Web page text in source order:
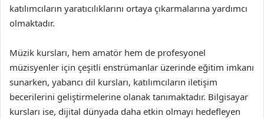
katılımcıların yaratıcılıklarını ortaya çıkarmalarına yardımcı
olmaktadır.
Müzik kursları, hem amatör hem de profesyonel
müzisyenler için çeşitli enstrümanlar üzerinde eğitim imkanı
sunarken, yabancı dil kursları, katılımcıların iletişim
becerilerini geliştirmelerine olanak tanımaktadır. Bilgisayar
kursları ise, dijital dünyada daha etkin olmayı hedefleyen